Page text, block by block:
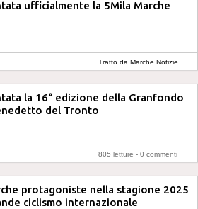
ufficialmente la 5Mila Marche
Tratto da Marche Notizie
la 16° edizione della Granfondo
del Tronto
805 letture - 0 commenti
protagoniste nella stagione 2025
ciclismo internazionale